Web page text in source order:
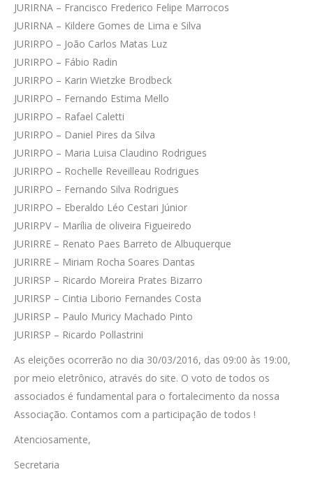
JURIRNA – Francisco Frederico Felipe Marrocos
JURIRNA – Kildere Gomes de Lima e Silva
JURIRPO – João Carlos Matas Luz
JURIRPO – Fábio Radin
JURIRPO – Karin Wietzke Brodbeck
JURIRPO – Fernando Estima Mello
JURIRPO – Rafael Caletti
JURIRPO – Daniel Pires da Silva
JURIRPO – Maria Luisa Claudino Rodrigues
JURIRPO – Rochelle Reveilleau Rodrigues
JURIRPO – Fernando Silva Rodrigues
JURIRPO – Eberaldo Léo Cestari Júnior
JURIRPV – Marília de oliveira Figueiredo
JURIRRE – Renato Paes Barreto de Albuquerque
JURIRRE – Miriam Rocha Soares Dantas
JURIRSP – Ricardo Moreira Prates Bizarro
JURIRSP – Cintia Liborio Fernandes Costa
JURIRSP – Paulo Muricy Machado Pinto
JURIRSP – Ricardo Pollastrini
As eleições ocorrerão no dia 30/03/2016, das 09:00 às 19:00,
por meio eletrônico, através do site. O voto de todos os
associados é fundamental para o fortalecimento da nossa
Associação. Contamos com a participação de todos !
Atenciosamente,
Secretaria